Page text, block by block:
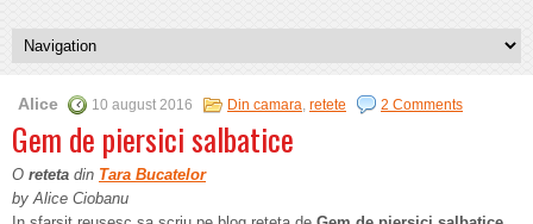
Alice 10 august 2016 Din camara, retete 2 Comments
Gem de piersici salbatice
O reteta din Tara Bucatelor
by Alice Ciobanu